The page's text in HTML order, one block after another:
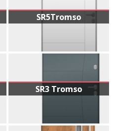
SR5Tromso
SR3 Tromso